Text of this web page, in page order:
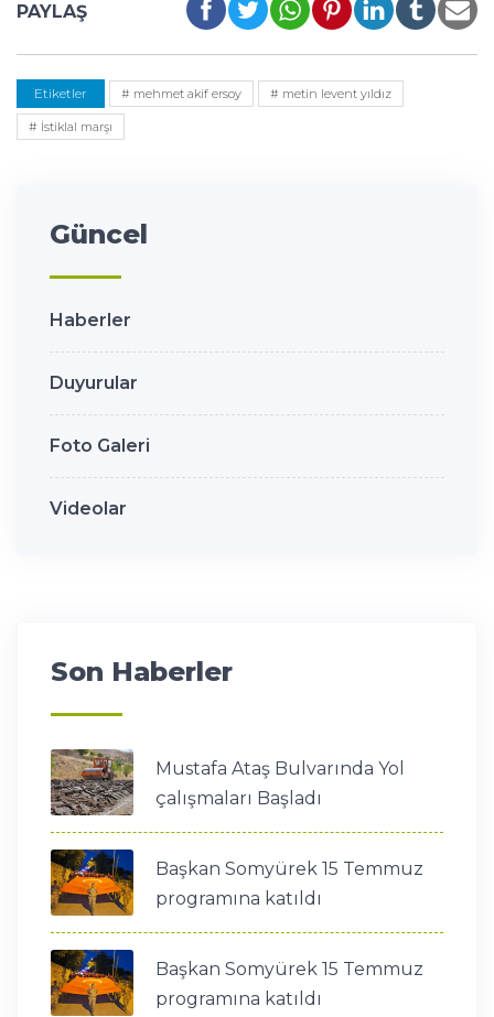
PAYLAŞ
Etiketler # mehmet akif ersoy # metin levent yıldız
# İstiklal marşı
Güncel
Haberler
Duyurular
Foto Galeri
Videolar
Son Haberler
Mustafa Ataş Bulvarında Yol
çalışmaları Başladı
Başkan Somyürek 15 Temmuz
programına katıldı
Başkan Somyürek 15 Temmuz
programına katıldı